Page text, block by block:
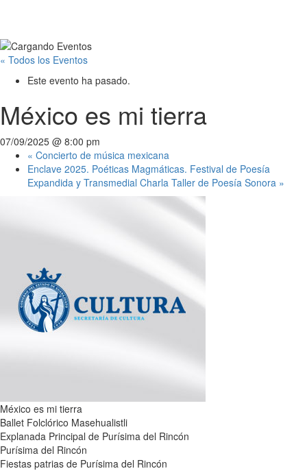
« Todos los Eventos
Este evento ha pasado.
México es mi tierra
07/09/2025 @ 8:00 pm
« Concierto de música mexicana
Enclave 2025. Poéticas Magmáticas. Festival de Poesía
Expandida y Transmedial Charla Taller de Poesía Sonora »
México es mi tierra
Ballet Folclórico Masehualistli
Explanada Principal de Purísima del Rincón
Purísima del Rincón
Fiestas patrias de Purísima del Rincón